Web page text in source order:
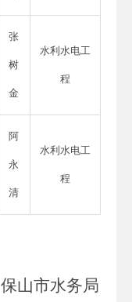
张
树
金
水利水电工
程
阿
永
清
水利水电工
程
保山市水务局